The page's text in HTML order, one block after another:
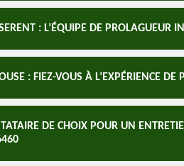
: L’ÉQUIPE DE PROLAGUEUR
: FIEZ-VOUS À L’EXPÉRIENCE DE
DE CHOIX POUR UN